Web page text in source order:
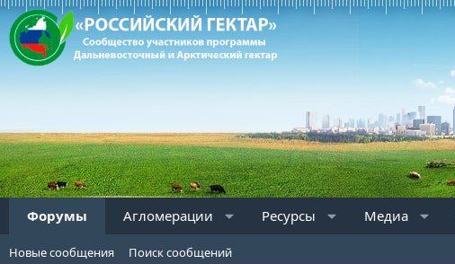
Форумы Агломерации Ресурсы Медиа
Новые сообщения Поиск сообщений